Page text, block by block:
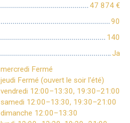
47 874 €
90
140
Ja
mercredi Fermé
jeudi Fermé (ouvert le soir l'été)
vendredi 12:00–13:30, 19:30–21:00
samedi 12:00–13:30, 19:30–21:00
dimanche 12:00–13:30